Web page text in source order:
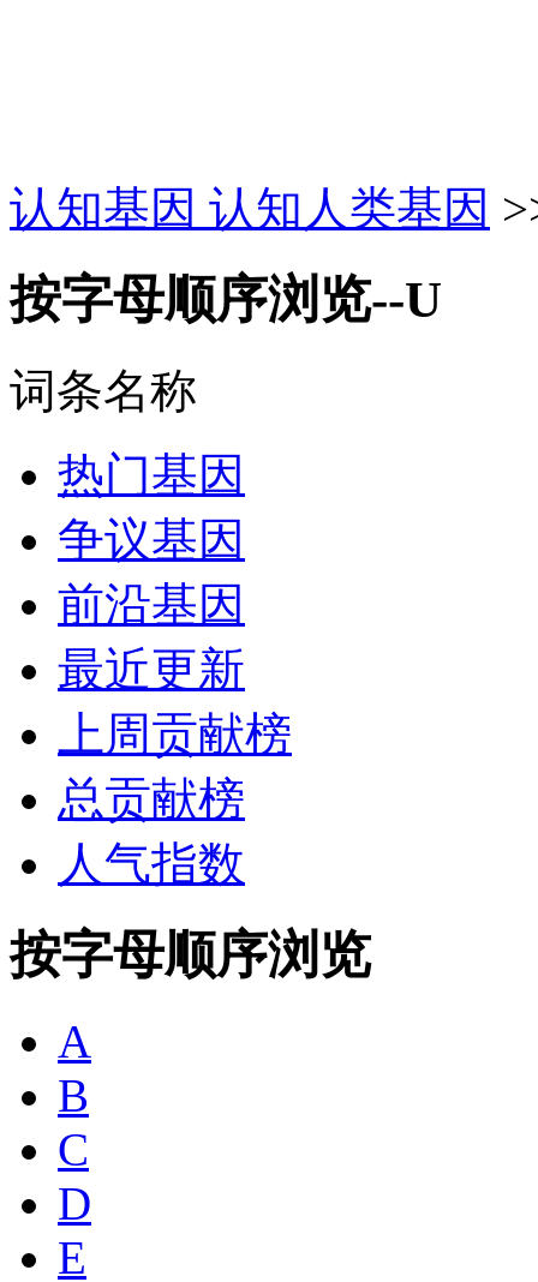
认知基因 认知人类基因
按字母顺序浏览--U
词条名称
热门基因
争议基因
前沿基因
最近更新
上周贡献榜
总贡献榜
人气指数
按字母顺序浏览
A
B
C
D
E